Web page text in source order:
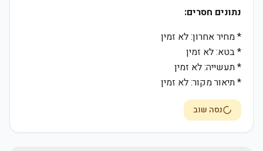
נתונים חסרים:
* מחיר אחרון: לא זמין
* בטא: לא זמין
* תעשייה: לא זמין
* תיאור מקור: לא זמין
נסה שוב